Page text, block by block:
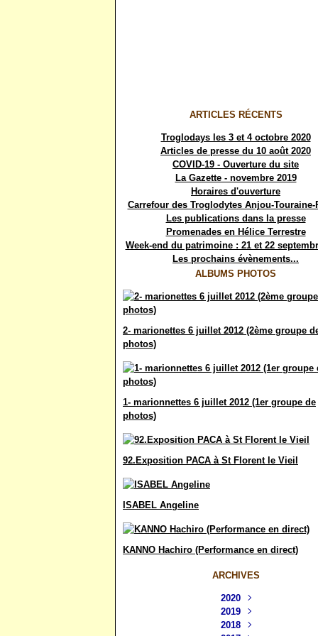
ARTICLES RÉCENTS
Troglodays les 3 et 4 octobre 2020
Articles de presse du 10 août 2020
COVID-19 - Ouverture du site
La Gazette - novembre 2019
Horaires d'ouverture
Carrefour des Troglodytes Anjou-Touraine-
Les publications dans la presse
Promenades en Hélice Terrestre
Week-end du patrimoine : 21 et 22
Les prochains évènements...
ALBUMS PHOTOS
2- marionettes 6 juillet 2012 (2ème groupe
photos)
1- marionnettes 6 juillet 2012 (1er groupe de
photos)
92.Exposition PACA à St Florent le Vieil
ISABEL Angeline
KANNO Hachiro (Performance en direct)
ARCHIVES
2020
Septembre
Août
(1)
2019
Décembre
2018